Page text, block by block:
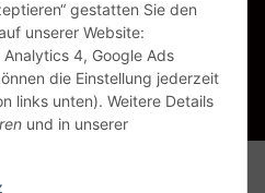
gestatten Sie den
unserer Website:
4, Google Ads
die Einstellung jederzeit
links unten). Weitere Details
und in unserer
widerrufen
zzgl.Versand
der entspr. Unternehmen und